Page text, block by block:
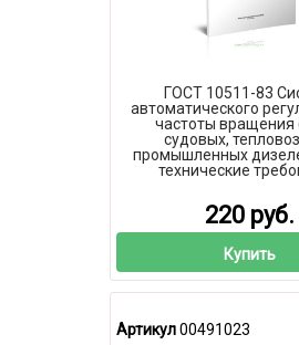
ГОСТ 10511-83
автоматического
частоты
судовых,
промышленных
технические
220 руб.
Купить
Артикул00491023